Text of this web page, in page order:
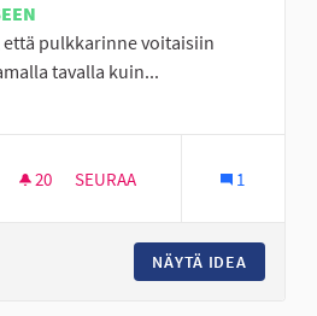
pulkkarinne voitaisiin
tavalla kuin...
Läntinen Seinäjoki
20 20 SEURAAJAA
SEURAA 1
NÄYTÄ IDEA